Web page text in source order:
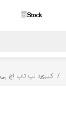
کیبورد لپ تاپ اچ پی HP 840 G3 Keyboard